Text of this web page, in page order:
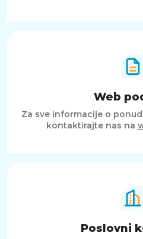
Web
Za sve informacije o
kontaktirajte nas na
Poslovni